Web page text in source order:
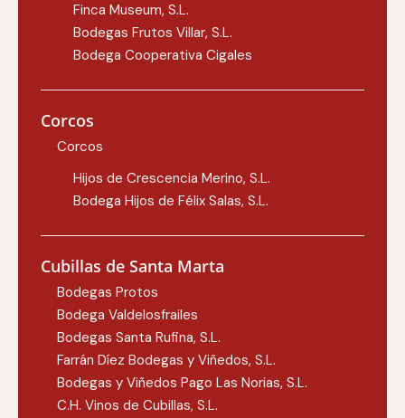
Finca Museum, S.L.
Bodegas Frutos Villar, S.L.
Bodega Cooperativa Cigales
Corcos
Corcos
Hijos de Crescencia Merino, S.L.
Bodega Hijos de Félix Salas, S.L.
Cubillas de Santa Marta
Bodegas Protos
Bodega Valdelosfrailes
Bodegas Santa Rufina, S.L.
Farrán Díez Bodegas y Viñedos, S.L.
Bodegas y Viñedos Pago Las Norias, S.L.
C.H. Vinos de Cubillas, S.L.